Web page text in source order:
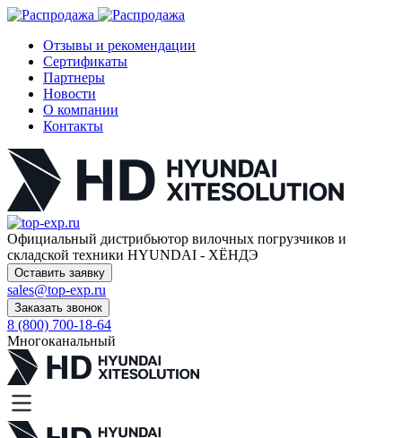
Отзывы и рекомендации
Сертификаты
Партнеры
Новости
О компании
Контакты
Официальный дистрибьютор вилочных погрузчиков и
складской техники HYUNDAI - ХЁНДЭ
Оставить заявку
sales@top-exp.ru
Заказать звонок
8 (800) 700-18-64
Многоканальный